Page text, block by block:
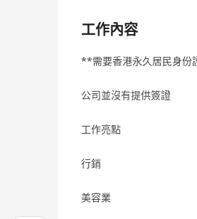
工作內容
**需要香港永久居民身
公司並沒有提供簽證
工作亮點
行銷
美容業